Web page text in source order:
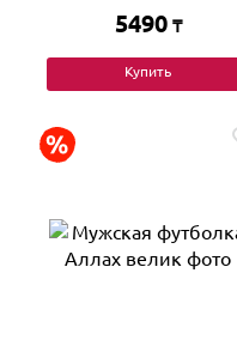
5490 ₸
Купить